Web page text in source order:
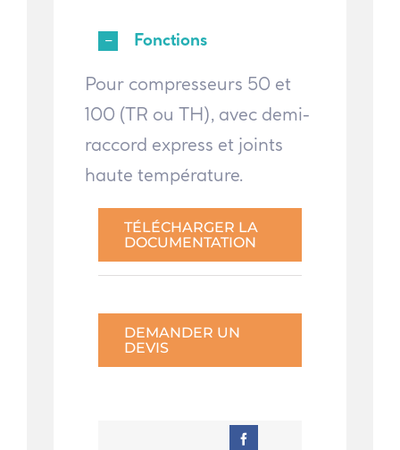
Fonctions
Pour compresseurs 50 et
100 (TR ou TH), avec demi-
raccord express et joints
haute température.
TÉLÉCHARGER LA
DOCUMENTATION
DEMANDER UN
DEVIS